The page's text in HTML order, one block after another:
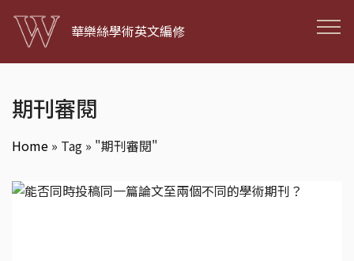
華樂絲學術英文編修
期刊審閱
Home » Tag » "期刊審閱"